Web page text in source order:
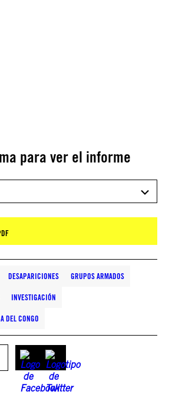
para ver el informe
DESAPARICIONES GRUPOS ARMADOS
INVESTIGACIÓN
DEL CONGO